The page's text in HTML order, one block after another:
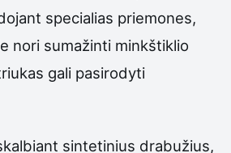
specialias priemones,
nori sumažinti minkštiklio
gali pasirodyti
sintetinius drabužius,